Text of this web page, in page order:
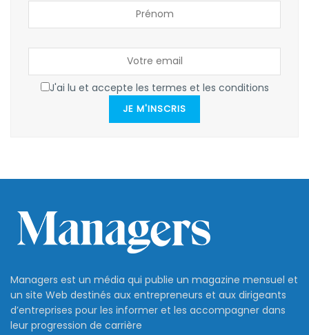
J'ai lu et accepte les termes et les conditions
JE M'INSCRIS
Managers est un média qui publie un magazine mensuel et
un site Web destinés aux entrepreneurs et aux dirigeants
d’entreprises pour les informer et les accompagner dans
leur progression de carrière